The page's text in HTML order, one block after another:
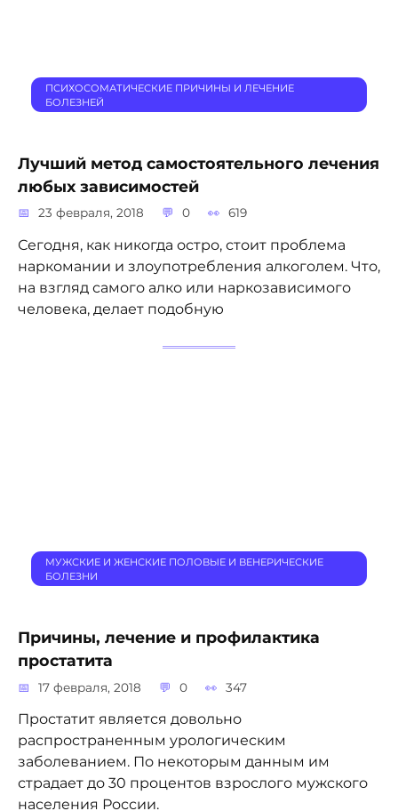
ПСИХОСОМАТИЧЕСКИЕ ПРИЧИНЫ И ЛЕЧЕНИЕ
БОЛЕЗНЕЙ
Лучший метод самостоятельного лечения
любых зависимостей
23 февраля, 2018 0 619
Сегодня, как никогда остро, стоит проблема
наркомании и злоупотребления алкоголем. Что,
на взгляд самого алко или наркозависимого
человека, делает подобную
МУЖСКИЕ И ЖЕНСКИЕ ПОЛОВЫЕ И ВЕНЕРИЧЕСКИЕ
БОЛЕЗНИ
Причины, лечение и профилактика
простатита
17 февраля, 2018 0 347
Простатит является довольно
распространенным урологическим
заболеванием. По некоторым данным им
страдает до 30 процентов взрослого мужского
населения России.